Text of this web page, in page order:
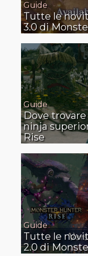
Guide
Tutte le
3.0 di
Guide
Dove trovare
ninja
Rise
Guide
Tutte le
2.0 di